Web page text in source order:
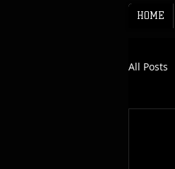
HOME
All Posts